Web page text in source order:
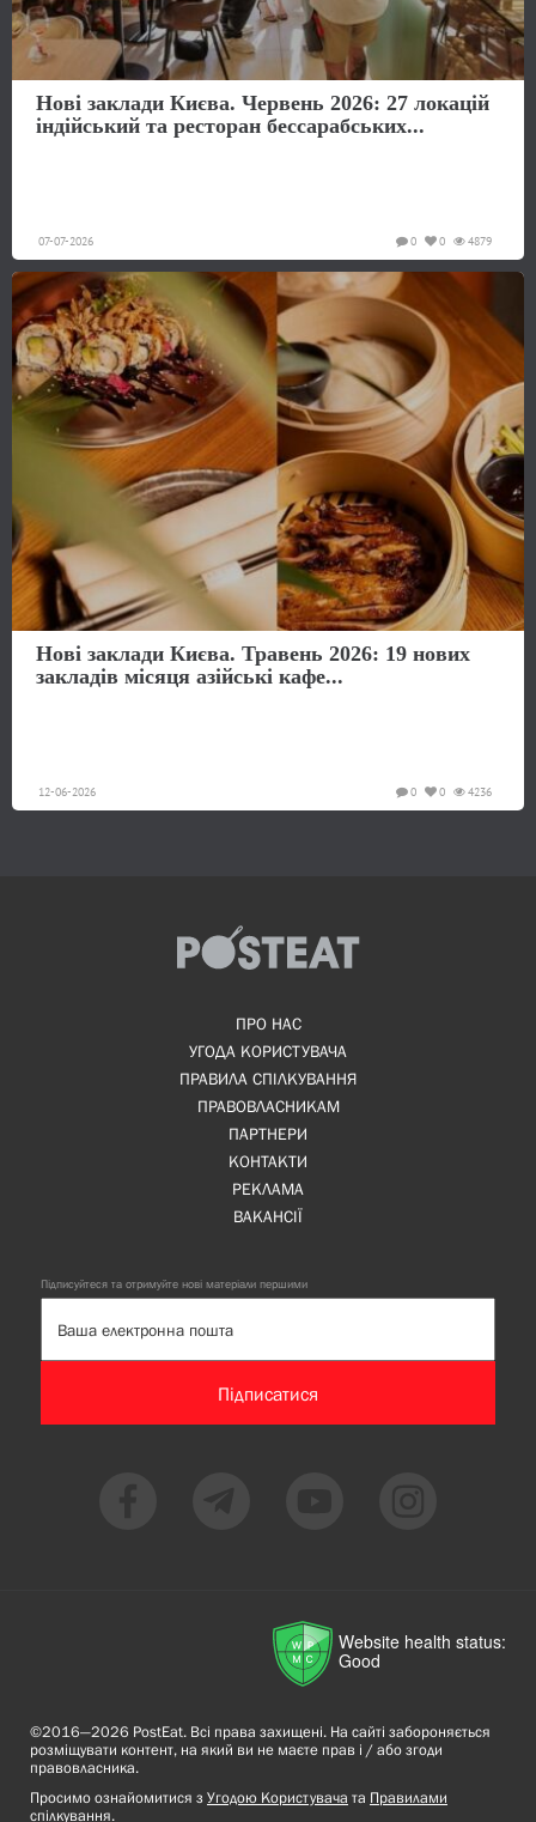
Нові заклади Києва. Червень 2026: 27 локацій
індійський та ресторан бессарабських...
07-07-2026 4879
0
0
Нові заклади Києва. Травень 2026: 19 нових
закладів місяця азійські кафе...
12-06-2026 4236
0
0
ПРО НАС
УГОДА КОРИСТУВАЧА
ПРАВИЛА СПІЛКУВАННЯ
ПРАВОВЛАСНИКАМ
ПАРТНЕРИ
КОНТАКТИ
РЕКЛАМА
ВАКАНСІЇ
Підписуйтеся та отримуйте нові матеріали першими
Підписатися
Website health status:
Good
©2016—2026 PostEat. Всі права захищені. На сайті забороняється
розміщувати контент, на який ви не маєте прав і / або згоди
правовласника.
Просимо ознайомитися з Угодою Користувача та Правилами
спілкування.